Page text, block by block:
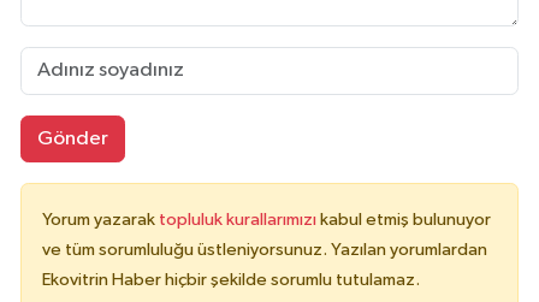
Gönder
Yorum yazarak topluluk kurallarımızı kabul etmiş bulunuyor
ve tüm sorumluluğu üstleniyorsunuz. Yazılan yorumlardan
Ekovitrin Haber hiçbir şekilde sorumlu tutulamaz.